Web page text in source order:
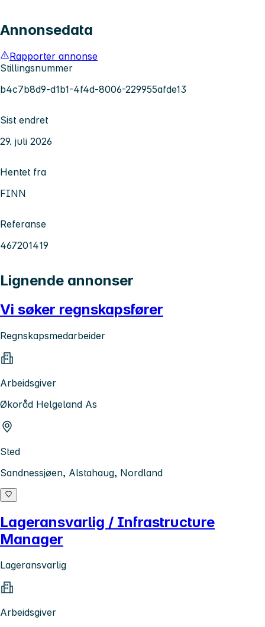
Annonsedata
Rapporter annonse
Stillingsnummer
b4c7b8d9-d1b1-4f4d-8006-229955afde13
Sist endret
29. juli 2026
Hentet fra
FINN
Referanse
467201419
Lignende annonser
Vi søker regnskapsfører
Regnskapsmedarbeider
Arbeidsgiver
Økoråd Helgeland As
Sted
Sandnessjøen, Alstahaug, Nordland
Lageransvarlig / Infrastructure
Manager
Lageransvarlig
Arbeidsgiver